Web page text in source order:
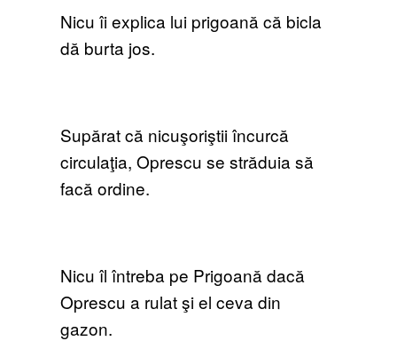
Nicu îi explica lui prigoană că bicla
dă burta jos.
Supărat că nicuşoriştii încurcă
circulaţia, Oprescu se străduia să
facă ordine.
Nicu îl întreba pe Prigoană dacă
Oprescu a rulat şi el ceva din
gazon.